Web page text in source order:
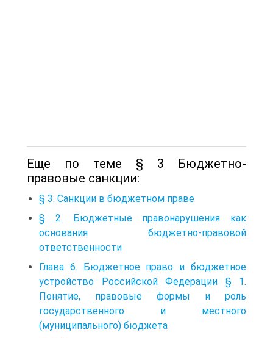
Еще по теме § 3 Бюджетно-
правовые санкции:
§ 3. Санкции в бюджетном праве
§ 2. Бюджетные правонарушения как
основания бюджетно-правовой
ответственности
Глава 6. Бюджетное право и бюджетное
устройство Российской Федерации § 1.
Понятие, правовые формы и роль
государственного и местного
(муниципального) бюджета